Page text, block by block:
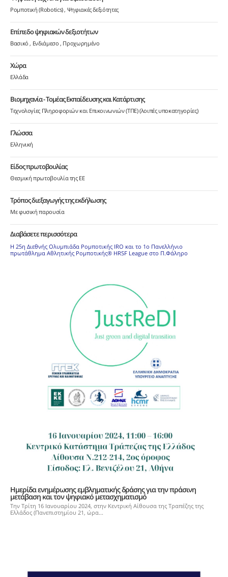
Ρομποτική (Robotics) Ψηφιακές δεξιότητες
Επίπεδο ψηφιακών δεξιοτήτων
Βασικό Ενδιάμεσο Προχωρημένο
Χώρα
Ελλάδα
Βιομηχανία - Τομέας Εκπαίδευσης και Κατάρτισης
Τεχνολογίες Πληροφοριών και Επικοινωνιών (ΤΠΕ) (λοιπές υποκατηγορίες)
Γλώσσα
Ελληνική
Είδος πρωτοβουλίας
Θεσμική πρωτοβουλία της ΕΕ
Τρόπος διεξαγωγής της εκδήλωσης
Με φυσική παρουσία
Διαβάσετε περισσότερα
Η 25η Διεθνής Ολυμπιάδα Ρομποτικής IRO και το 1ο Πανελλήνιο
πρωτάθλημα Αθλητικής Ρομποτικής® HRSF League στο Π.Φάληρο
Ημερίδα ενημέρωσης εμβληματικής δράσης για την πράσινη
μετάβαση και τον ψηφιακό μετασχηματισμό
Την Τρίτη 16 Ιανουαρίου 2024, στην Κεντρική Αίθουσα της Τραπέζης της
Ελλάδος (Πανεπιστημίου 21, ώρα...